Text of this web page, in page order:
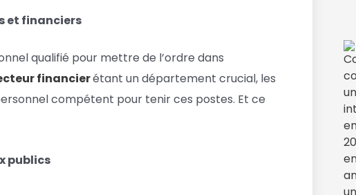
et financiers
qualifié pour mettre de l’ordre dans
financierétant un département crucial, les
compétent pour tenir ces postes. Et ce
publics